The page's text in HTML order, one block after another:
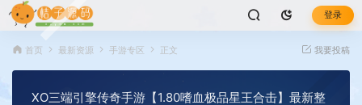
登录
首页 最新资源 手游专区 正文 我要投稿
XO三端引擎传奇手游【1.80嗜血极品星王合击】最新整